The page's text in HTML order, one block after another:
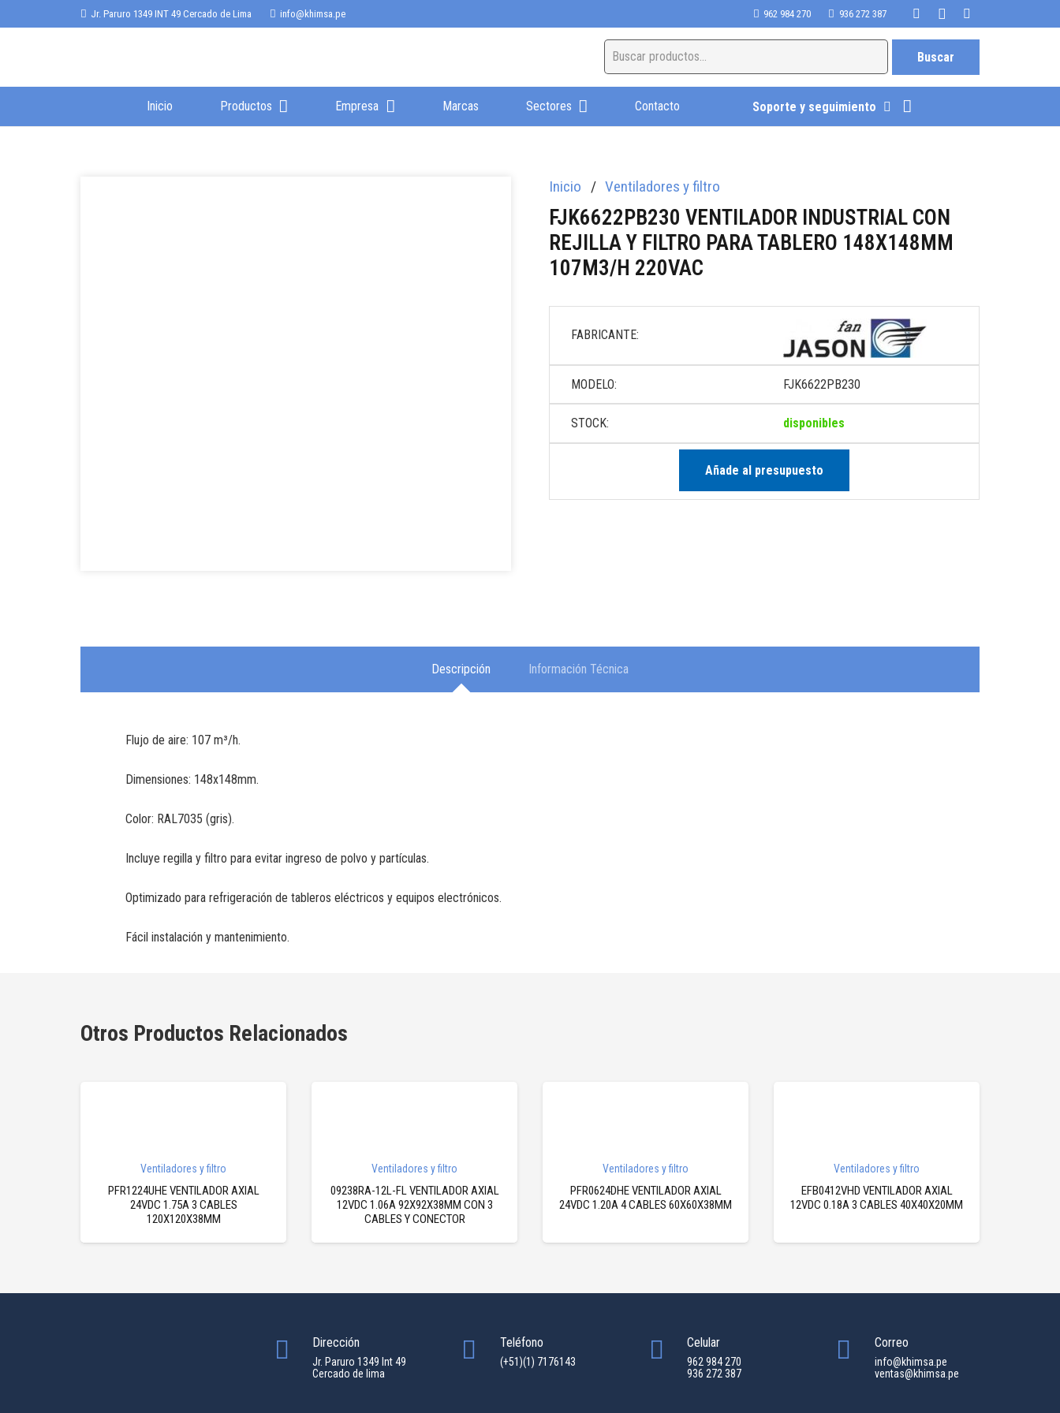
Jr. Paruro 1349 INT 49 Cercado de Lima info@khimsa.pe 962 984 270 936 272 387
Inicio Productos Empresa Marcas Sectores Contacto Soporte y seguimiento
Inicio / Ventiladores y filtro
FJK6622PB230 VENTILADOR INDUSTRIAL CON
REJILLA Y FILTRO PARA TABLERO 148X148MM
107M3/H 220VAC
FABRICANTE:
MODELO: FJK6622PB230
STOCK: disponibles
Añade al presupuesto
Descripción Información Técnica
Flujo de aire: 107 m³/h.
Dimensiones: 148x148mm.
Color: RAL7035 (gris).
Incluye regilla y filtro para evitar ingreso de polvo y partículas.
Optimizado para refrigeración de tableros eléctricos y equipos electrónicos.
Fácil instalación y mantenimiento.
Otros Productos Relacionados
Ventiladores y filtro
PFR1224UHE VENTILADOR AXIAL
24VDC 1.75A 3 CABLES
120X120X38MM
Ventiladores y filtro
09238RA-12L-FL VENTILADOR AXIAL
12VDC 1.06A 92X92X38MM CON 3
CABLES Y CONECTOR
Ventiladores y filtro
PFR0624DHE VENTILADOR AXIAL
24VDC 1.20A 4 CABLES 60X60X38MM
Ventiladores y filtro
EFB0412VHD VENTILADOR AXIAL
12VDC 0.18A 3 CABLES 40X40X20MM
Dirección
Jr. Paruro 1349 Int 49
Cercado de lima
Teléfono
(+51)(1) 7176143
Celular
962 984 270
936 272 387
Correo
info@khimsa.pe
ventas@khimsa.pe